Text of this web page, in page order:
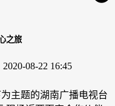
之旅
08-22 16:45
主题的湖南广播电视台